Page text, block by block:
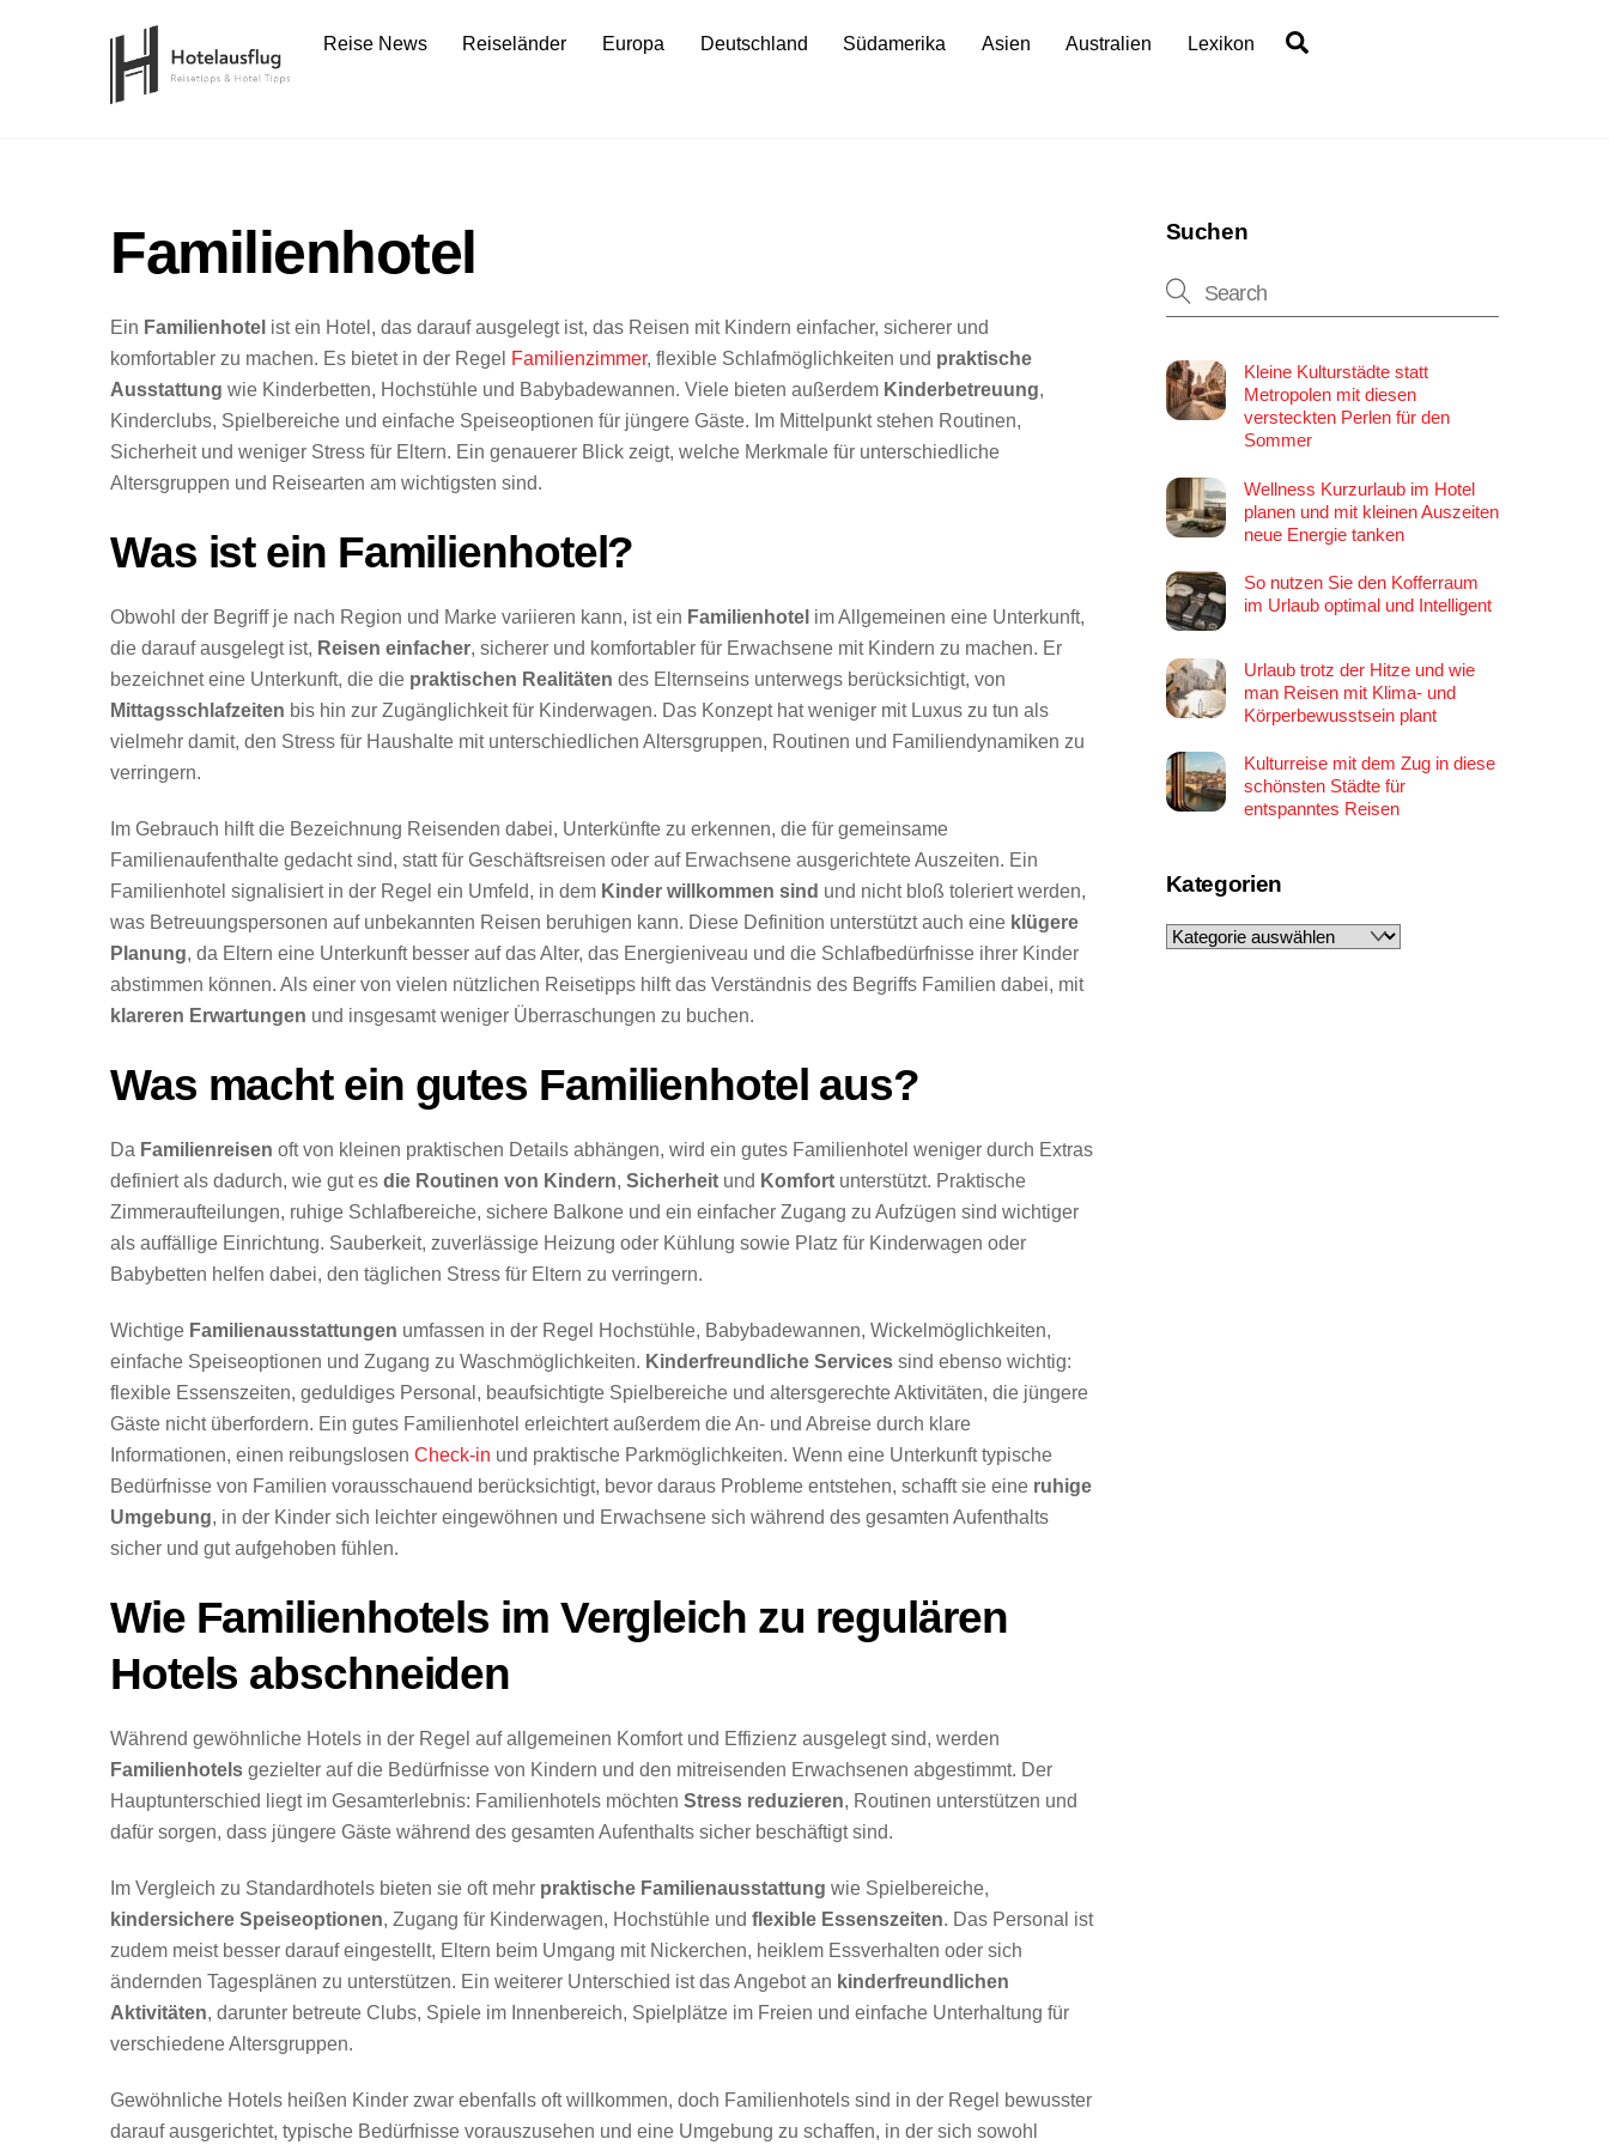
Reise News Reiseländer Europa Deutschland Südamerika Asien Australien Lexikon
Familienhotel
Ein Familienhotel ist ein Hotel, das darauf ausgelegt ist, das Reisen mit Kindern einfacher, sicherer und
komfortabler zu machen. Es bietet in der Regel Familienzimmer, flexible Schlafmöglichkeiten und praktische
Ausstattung wie Kinderbetten, Hochstühle und Babybadewannen. Viele bieten außerdem Kinderbetreuung,
Kinderclubs, Spielbereiche und einfache Speiseoptionen für jüngere Gäste. Im Mittelpunkt stehen Routinen,
Sicherheit und weniger Stress für Eltern. Ein genauerer Blick zeigt, welche Merkmale für unterschiedliche
Altersgruppen und Reisearten am wichtigsten sind.
Was ist ein Familienhotel?
Obwohl der Begriff je nach Region und Marke variieren kann, ist ein Familienhotel im Allgemeinen eine Unterkunft,
die darauf ausgelegt ist, Reisen einfacher, sicherer und komfortabler für Erwachsene mit Kindern zu machen. Er
bezeichnet eine Unterkunft, die die praktischen Realitäten des Elternseins unterwegs berücksichtigt, von
Mittagsschlafzeiten bis hin zur Zugänglichkeit für Kinderwagen. Das Konzept hat weniger mit Luxus zu tun als
vielmehr damit, den Stress für Haushalte mit unterschiedlichen Altersgruppen, Routinen und Familiendynamiken zu
verringern.
Im Gebrauch hilft die Bezeichnung Reisenden dabei, Unterkünfte zu erkennen, die für gemeinsame
Familienaufenthalte gedacht sind, statt für Geschäftsreisen oder auf Erwachsene ausgerichtete Auszeiten. Ein
Familienhotel signalisiert in der Regel ein Umfeld, in dem Kinder willkommen sind und nicht bloß toleriert werden,
was Betreuungspersonen auf unbekannten Reisen beruhigen kann. Diese Definition unterstützt auch eine klügere
Planung, da Eltern eine Unterkunft besser auf das Alter, das Energieniveau und die Schlafbedürfnisse ihrer Kinder
abstimmen können. Als einer von vielen nützlichen Reisetipps hilft das Verständnis des Begriffs Familien dabei, mit
klareren Erwartungen und insgesamt weniger Überraschungen zu buchen.
Was macht ein gutes Familienhotel aus?
Da Familienreisen oft von kleinen praktischen Details abhängen, wird ein gutes Familienhotel weniger durch Extras
definiert als dadurch, wie gut es die Routinen von Kindern, Sicherheit und Komfort unterstützt. Praktische
Zimmeraufteilungen, ruhige Schlafbereiche, sichere Balkone und ein einfacher Zugang zu Aufzügen sind wichtiger
als auffällige Einrichtung. Sauberkeit, zuverlässige Heizung oder Kühlung sowie Platz für Kinderwagen oder
Babybetten helfen dabei, den täglichen Stress für Eltern zu verringern.
Wichtige Familienausstattungen umfassen in der Regel Hochstühle, Babybadewannen, Wickelmöglichkeiten,
einfache Speiseoptionen und Zugang zu Waschmöglichkeiten. Kinderfreundliche Services sind ebenso wichtig:
flexible Essenszeiten, geduldiges Personal, beaufsichtigte Spielbereiche und altersgerechte Aktivitäten, die jüngere
Gäste nicht überfordern. Ein gutes Familienhotel erleichtert außerdem die An- und Abreise durch klare
Informationen, einen reibungslosen Check-in und praktische Parkmöglichkeiten. Wenn eine Unterkunft typische
Bedürfnisse von Familien vorausschauend berücksichtigt, bevor daraus Probleme entstehen, schafft sie eine ruhige
Umgebung, in der Kinder sich leichter eingewöhnen und Erwachsene sich während des gesamten Aufenthalts
sicher und gut aufgehoben fühlen.
Wie Familienhotels im Vergleich zu regulären
Hotels abschneiden
Während gewöhnliche Hotels in der Regel auf allgemeinen Komfort und Effizienz ausgelegt sind, werden
Familienhotels gezielter auf die Bedürfnisse von Kindern und den mitreisenden Erwachsenen abgestimmt. Der
Hauptunterschied liegt im Gesamterlebnis: Familienhotels möchten Stress reduzieren, Routinen unterstützen und
dafür sorgen, dass jüngere Gäste während des gesamten Aufenthalts sicher beschäftigt sind.
Im Vergleich zu Standardhotels bieten sie oft mehr praktische Familienausstattung wie Spielbereiche,
kindersichere Speiseoptionen, Zugang für Kinderwagen, Hochstühle und flexible Essenszeiten. Das Personal ist
zudem meist besser darauf eingestellt, Eltern beim Umgang mit Nickerchen, heiklem Essverhalten oder sich
ändernden Tagesplänen zu unterstützen. Ein weiterer Unterschied ist das Angebot an kinderfreundlichen
Aktivitäten, darunter betreute Clubs, Spiele im Innenbereich, Spielplätze im Freien und einfache Unterhaltung für
verschiedene Altersgruppen.
Gewöhnliche Hotels heißen Kinder zwar ebenfalls oft willkommen, doch Familienhotels sind in der Regel bewusster
darauf ausgerichtet, typische Bedürfnisse vorauszusehen und eine Umgebung zu schaffen, in der sich sowohl
Suchen
Kleine Kulturstädte statt
Metropolen mit diesen
versteckten Perlen für den
Sommer
Wellness Kurzurlaub im Hotel
planen und mit kleinen Auszeiten
neue Energie tanken
So nutzen Sie den Kofferraum
im Urlaub optimal und Intelligent
Urlaub trotz der Hitze und wie
man Reisen mit Klima- und
Körperbewusstsein plant
Kulturreise mit dem Zug in diese
schönsten Städte für
entspanntes Reisen
Kategorien
Kategorien